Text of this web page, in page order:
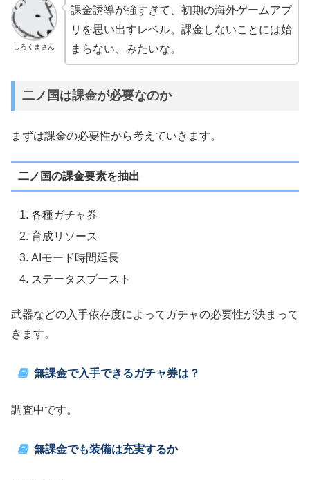
しろくまさん
課金誘導が強すぎて、初期の海外ゲームアプ
リを思い出すレベル。課金しないことには始
まらない、みたいな。
二ノ国は課金が必要なのか
まずは課金の必要性から考えていきます。
二ノ国の課金要素を抽出
各種ガチャ券
育成リソース
AIモード時間延長
ステータスブースト
武器などの入手依存度によってガチャの必要性が決まって
きます。
無課金で入手できるガチャ券は？
調査中です。
無課金でも装備は充実するか